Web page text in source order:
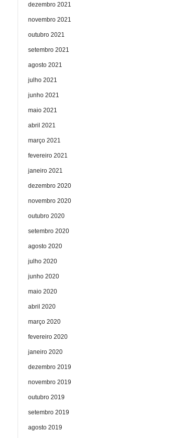
dezembro 2021
novembro 2021
outubro 2021
setembro 2021
agosto 2021
julho 2021
junho 2021
maio 2021
abril 2021
março 2021
fevereiro 2021
janeiro 2021
dezembro 2020
novembro 2020
outubro 2020
setembro 2020
agosto 2020
julho 2020
junho 2020
maio 2020
abril 2020
março 2020
fevereiro 2020
janeiro 2020
dezembro 2019
novembro 2019
outubro 2019
setembro 2019
agosto 2019